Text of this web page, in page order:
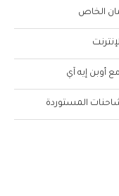
الخاص